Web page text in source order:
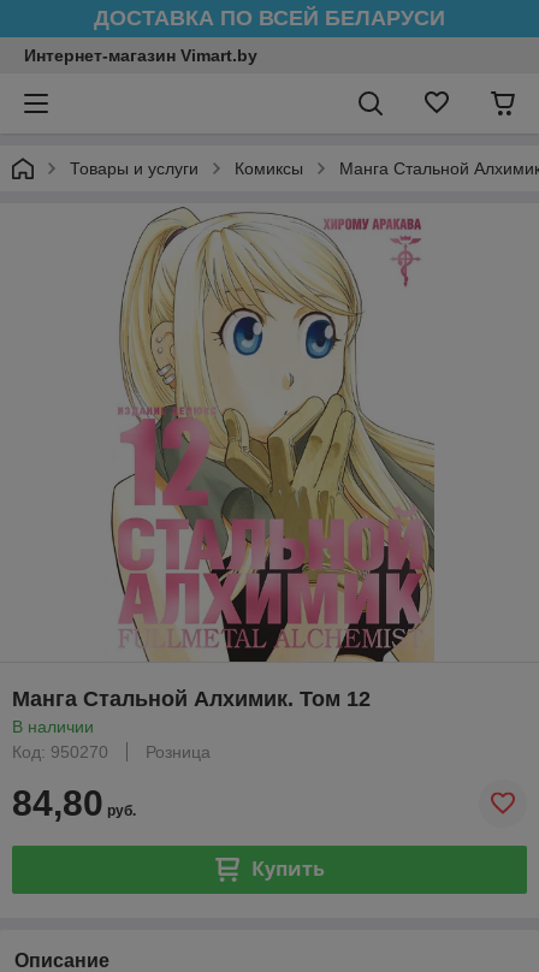
ДОСТАВКА ПО ВСЕЙ БЕЛАРУСИ
Интернет-магазин Vimart.by
Товары и услуги Комиксы Манга Стальной
Манга Стальной Алхимик. Том 12
В наличии
Код: 950270
Розница
84,80 руб.
Купить
Описание